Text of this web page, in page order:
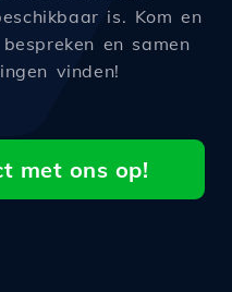
is. Kom en
en samen
vinden!
met ons op!